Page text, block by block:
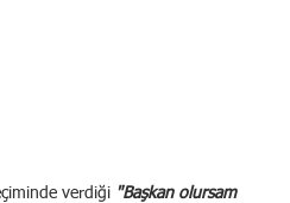
verdiği "Başkan olursam